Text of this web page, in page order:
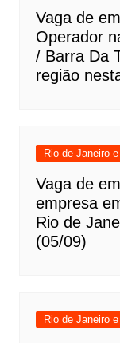
Vaga de
Operador
/ Barra Da
região
Rio de Janeiro
Vaga de
empresa
Rio de
(05/09)
Rio de Janeiro